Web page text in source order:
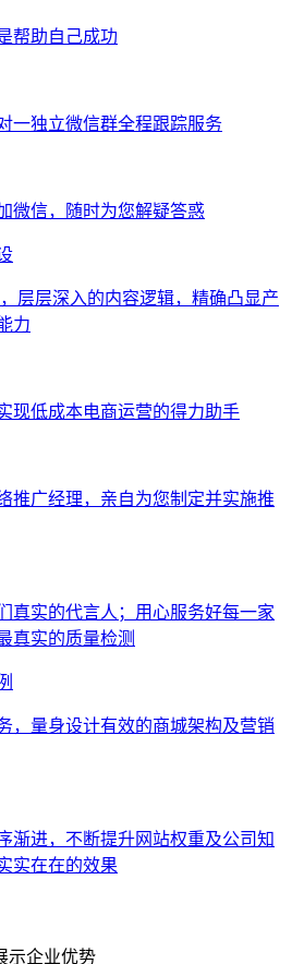
帮助自己成功
一独立微信群全程跟踪服务
微信，随时为您解疑答惑
层层深入的内容逻辑，精确凸显产
力
现低成本电商运营的得力助手
推广经理，亲自为您制定并实施推
真实的代言人；用心服务好每一家
真实的质量检测
，量身设计有效的商城架构及营销
渐进，不断提升网站权重及公司知
实在在的效果
示企业优势